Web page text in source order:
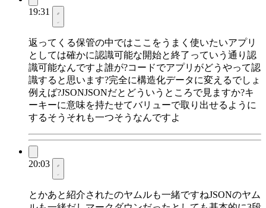
19:31
返ってくる保管の中ではここをうまく使いたいアプリ
としては確かに認識可能な開始と終了っていう通り認
識可能なんですよ誰が?コードでアプリがどうやって認
識すると思います?完全に構造化データに変えるでしょ
例えば?JSONJSONだとどういうところで見ますか?キ
ーキーに意味を持たせてバリューで取り出せるように
するそうそれも一つそうなんですよ
20:03
とかあと紹介されたのヤムルも一緒ですねJSONのヤム